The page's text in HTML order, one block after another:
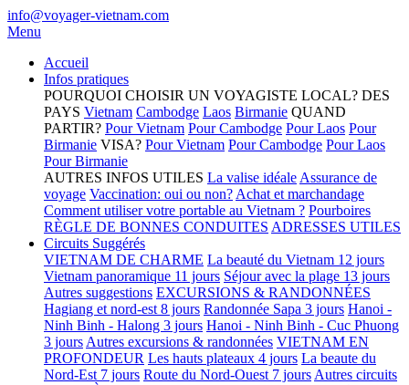
info@voyager-vietnam.com
Menu
Accueil
Infos pratiques
POURQUOI CHOISIR UN VOYAGISTE LOCAL? DES
PAYS Vietnam Cambodge Laos Birmanie QUAND
PARTIR? Pour Vietnam Pour Cambodge Pour Laos Pour
Birmanie VISA? Pour Vietnam Pour Cambodge Pour Laos
Pour Birmanie
AUTRES INFOS UTILES La valise idéale Assurance de
voyage Vaccination: oui ou non? Achat et marchandage
Comment utiliser votre portable au Vietnam ? Pourboires
RÈGLE DE BONNES CONDUITES ADRESSES UTILES
Circuits Suggérés
VIETNAM DE CHARME La beauté du Vietnam 12 jours
Vietnam panoramique 11 jours Séjour avec la plage 13 jours
Autres suggestions EXCURSIONS & RANDONNÉES
Hagiang et nord-est 8 jours Randonnée Sapa 3 jours Hanoi -
Ninh Binh - Halong 3 jours Hanoi - Ninh Binh - Cuc Phuong
3 jours Autres excursions & randonnées VIETNAM EN
PROFONDEUR Les hauts plateaux 4 jours La beaute du
Nord-Est 7 jours Route du Nord-Ouest 7 jours Autres circuits